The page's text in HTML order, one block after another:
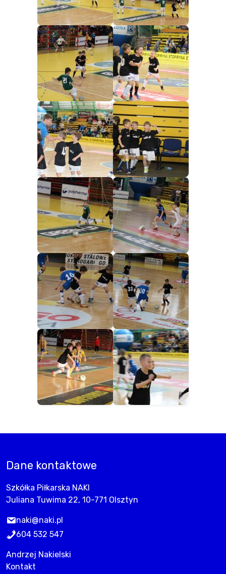
Dane kontaktowe
Szkółka Piłkarska NAKI
Juliana Tuwima 22, 10-771 Olsztyn
naki@naki.pl
604 532 547
Andrzej Nakielski
Kontakt